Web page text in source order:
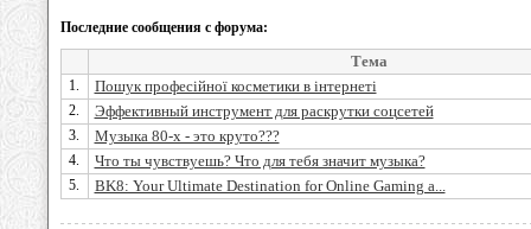
Последние сообщения с форума:
Тема
1. Пошук професійної косметики в інтернеті
2. Эффективный инструмент для раскрутки соцсетей
3. Музыка 80-х - это круто???
4. Что ты чувствуешь? Что для тебя значит музыка?
5. BK8: Your Ultimate Destination for Online Gaming a...